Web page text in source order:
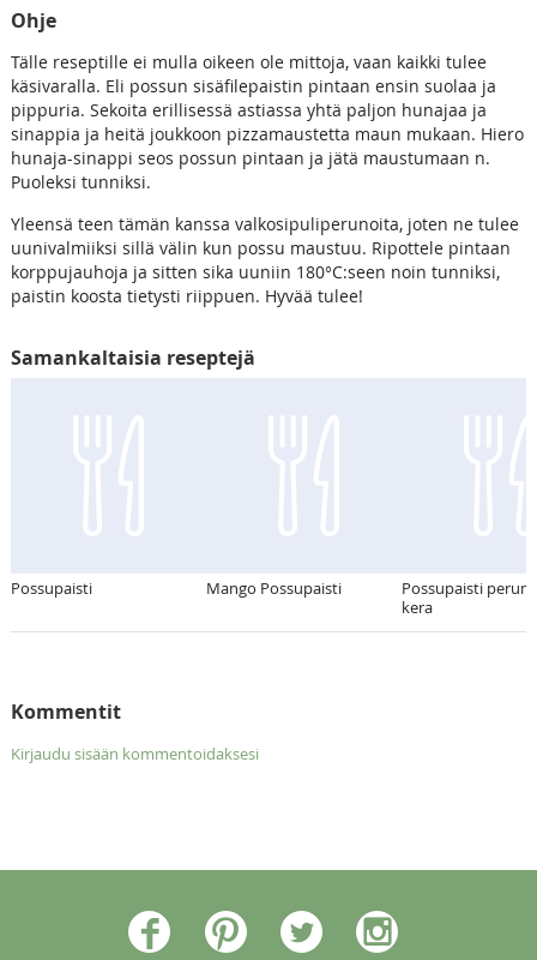
Ohje
Tälle reseptille ei mulla oikeen ole mittoja, vaan kaikki tulee
käsivaralla. Eli possun sisäfilepaistin pintaan ensin suolaa ja
pippuria. Sekoita erillisessä astiassa yhtä paljon hunajaa ja
sinappia ja heitä joukkoon pizzamaustetta maun mukaan. Hiero
hunaja-sinappi seos possun pintaan ja jätä maustumaan n.
Puoleksi tunniksi.
Yleensä teen tämän kanssa valkosipuliperunoita, joten ne tulee
uunivalmiiksi sillä välin kun possu maustuu. Ripottele pintaan
korppujauhoja ja sitten sika uuniin 180°C:seen noin tunniksi,
paistin koosta tietysti riippuen. Hyvää tulee!
Samankaltaisia reseptejä
Possupaisti Mango Possupaisti
Possupaisti
kera
Kommentit
Kirjaudu sisään kommentoidaksesi